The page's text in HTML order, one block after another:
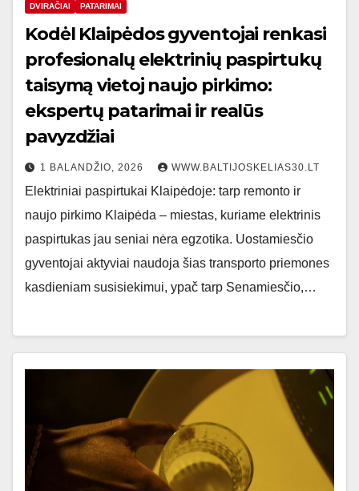
DVIRAČIAI PATARIMAI
Kodėl Klaipėdos gyventojai renkasi
profesionalų elektrinių paspirtukų
taisymą vietoj naujo pirkimo:
ekspertų patarimai ir realūs
pavyzdžiai
1 BALANDŽIO, 2026 WWW.BALTIJOSKELIAS30.LT
Elektriniai paspirtukai Klaipėdoje: tarp remonto ir
naujo pirkimo Klaipėda – miestas, kuriame elektrinis
paspirtukas jau seniai nėra egzotika. Uostamiesčio
gyventojai aktyviai naudoja šias transporto priemones
kasdieniam susisiekimui, ypač tarp Senamiesčio,…